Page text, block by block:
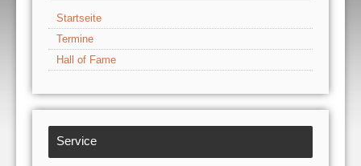
Startseite
Termine
Hall of Fame
Service